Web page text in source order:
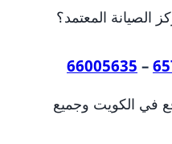
المعتمد؟
–
66005635
في الكويت وجميع